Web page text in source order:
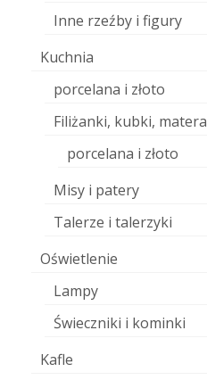
Inne rzeźby i figury
Kuchnia
porcelana i złoto
Filiżanki, kubki, matera
porcelana i złoto
Misy i patery
Talerze i talerzyki
Oświetlenie
Lampy
Świeczniki i kominki
Kafle